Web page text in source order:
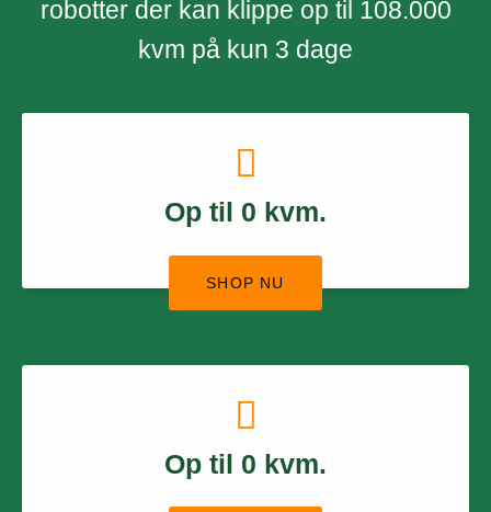
robotter der kan klippe op til 108.000
kvm på kun 3 dage
Op til 0 kvm.
SHOP NU
Op til 0 kvm.